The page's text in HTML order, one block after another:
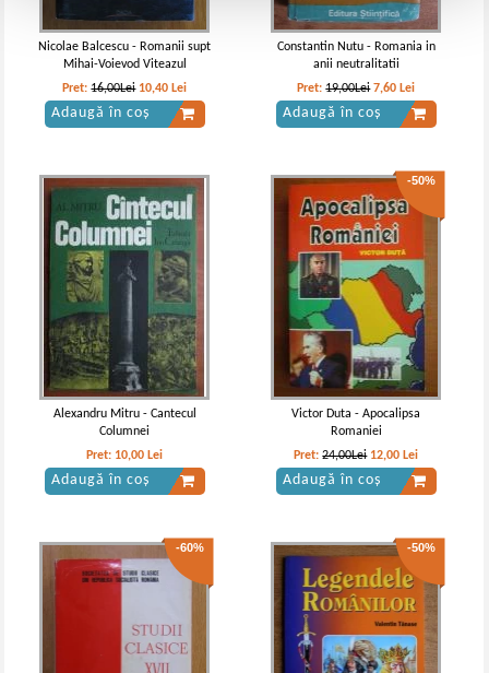
Nicolae Balcescu - Romanii supt
Mihai-Voievod Viteazul
Pret:16,00Lei 10,40 Lei
Adaugă în coș
Constantin Nutu - Romania in
anii neutralitatii
Pret:19,00Lei 7,60 Lei
Adaugă în coș
Alexandru Mitru - Cantecul
Columnei
Pret: 10,00 Lei
Adaugă în coș
-50%
Victor Duta - Apocalipsa
Romaniei
Pret:24,00Lei 12,00 Lei
Adaugă în coș
-60% -50%